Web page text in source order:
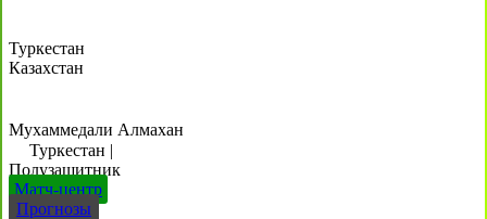
Туркестан
Казахстан
Мухаммедали Алмахан
Туркестан |
Полузащитник
Матч-центр
Прогнозы